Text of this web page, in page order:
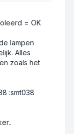
= OK
lampen
Alles
zoals het
:smt038